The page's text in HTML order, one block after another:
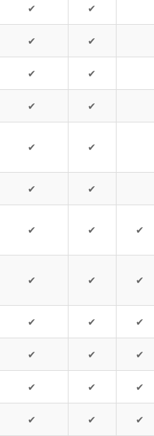
✔ ✔
✔ ✔
✔ ✔
✔ ✔
✔ ✔
✔ ✔
✔ ✔ ✔
✔ ✔ ✔
✔ ✔ ✔
✔ ✔ ✔
✔ ✔ ✔
✔ ✔ ✔